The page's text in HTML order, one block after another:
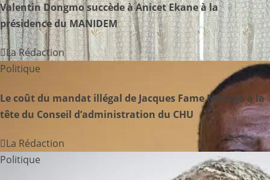
t
i
o
d
e
l
Valentin Dongmo succède à Anicet Ekane à la
présidence du MANIDEM
La Rédaction
Politique
Le coût du mandat illégal de Jacques Fame Ndongo à la
tête du Conseil d’administration du CHU
La Rédaction
Politique